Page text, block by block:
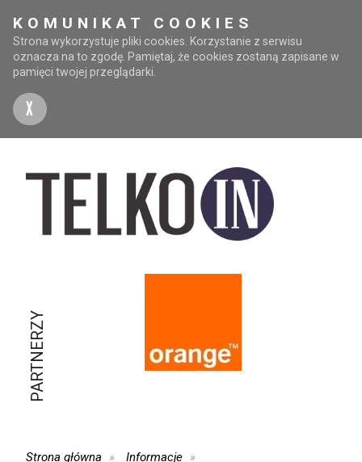
KOMUNIKAT COOKIES
Strona wykorzystuje pliki cookies. Korzystanie z serwisu
oznacza na to zgodę. Pamiętaj, że cookies zostaną zapisane w
pamięci twojej przeglądarki.
X
PARTNERZY
Strona główna
Informacje